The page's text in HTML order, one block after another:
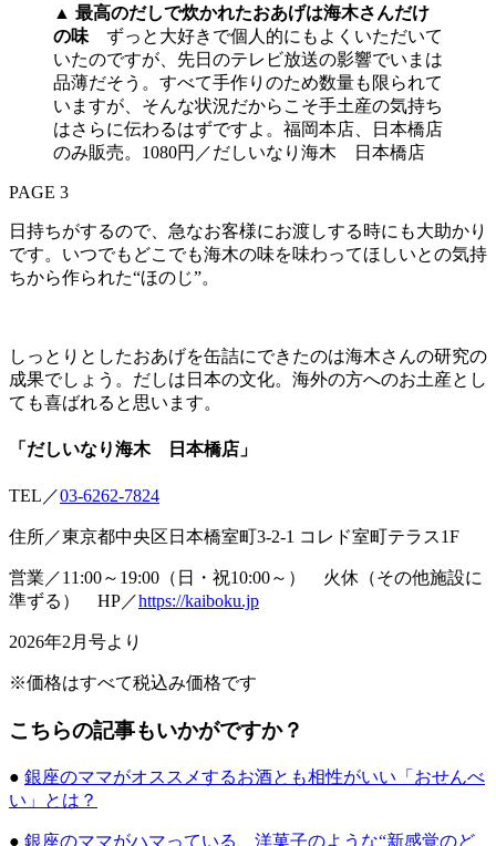
▲ 最高のだしで炊かれたおあげは海木さんだけ
の味 ずっと大好きで個人的にもよくいただいて
いたのですが、先日のテレビ放送の影響でいまは
品薄だそう。すべて手作りのため数量も限られて
いますが、そんな状況だからこそ手土産の気持ち
はさらに伝わるはずですよ。福岡本店、日本橋店
のみ販売。1080円／だしいなり海木 日本橋店
PAGE 3
日持ちがするので、急なお客様にお渡しする時にも大助かり
です。いつでもどこでも海木の味を味わってほしいとの気持
ちから作られた“ほのじ”。
しっとりとしたおあげを缶詰にできたのは海木さんの研究の
成果でしょう。だしは日本の文化。海外の方へのお土産とし
ても喜ばれると思います。
「だしいなり海木 日本橋店」
TEL／03-6262-7824
住所／東京都中央区日本橋室町3-2-1 コレド室町テラス1F
営業／11:00～19:00（日・祝10:00～） 火休（その他施設に
準ずる） HP／https://kaiboku.jp
2026年2月号より
※価格はすべて税込み価格です
こちらの記事もいかがですか？
● 銀座のママがオススメするお酒とも相性がいい「おせんべ
い」とは？
● 銀座のママがハマっている、洋菓子のような“新感覚のど